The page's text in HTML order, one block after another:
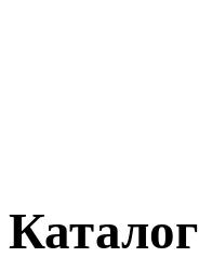
Каталог